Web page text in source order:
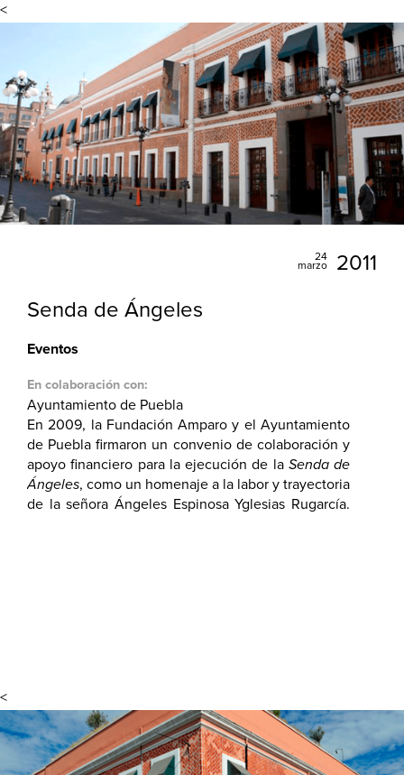
<
24
marzo
2011
Senda de Ángeles
Eventos
En colaboración con:
Ayuntamiento de Puebla
En 2009, la Fundación Amparo y el Ayuntamiento
de Puebla firmaron un convenio de colaboración y
apoyo financiero para la ejecución de la Senda de
Ángeles, como un homenaje a la labor y trayectoria
de la señora Ángeles Espinosa Yglesias Rugarcía.
<